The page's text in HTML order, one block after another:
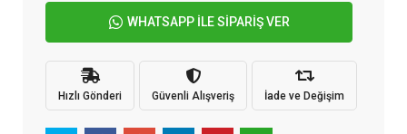
WHATSAPP İLE SİPARİŞ VER
Hızlı Gönderi Güvenli Alışveriş İade ve Değişim